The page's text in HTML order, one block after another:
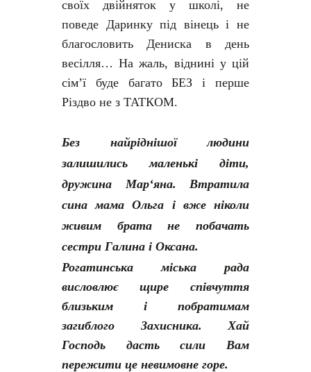
своїх двійняток у школі, не
поведе Даринку під вінець і не
благословить Дениска в день
весілля… На жаль, віднині у цій
сім’ї буде багато БЕЗ і перше
Різдво не з ТАТКОМ.
Без найріднішої людини
залишились маленькі діти,
дружина Мар‘яна. Втратила
сина мама Ольга і вже ніколи
живим брата не побачать
сестри Галина і Оксана.
Рогатинська міська рада
висловлює щире співчуття
близьким і побратимам
загиблого Захисника. Хай
Господь дасть сили Вам
пережити це невимовне горе.